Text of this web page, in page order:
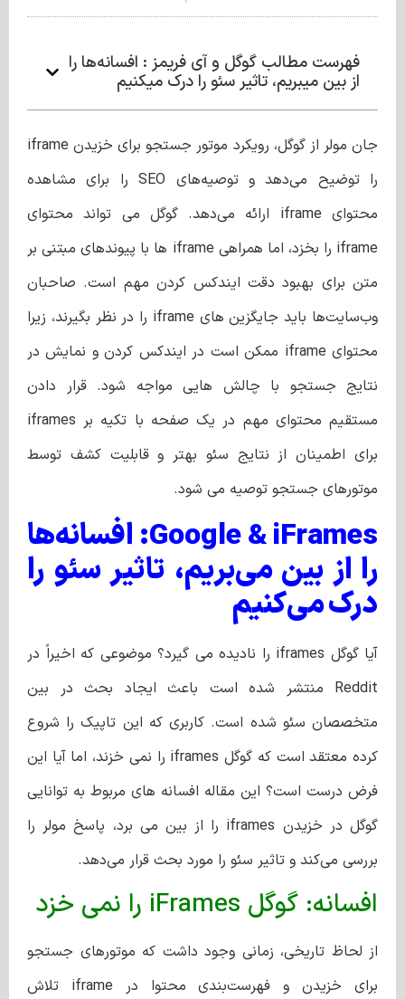
فهرست مطالب گوگل و آی فریمز : افسانه‌ها را
از بین میبریم، تاثیر سئو را درک میکنیم
جان مولر از گوگل، رویکرد موتور جستجو برای خزیدن iframe
را توضیح می‌دهد و توصیه‌های SEO را برای مشاهده
محتوای iframe ارائه می‌دهد. گوگل می تواند محتوای
iframe را بخزد، اما همراهی iframe ها با پیوندهای مبتنی بر
متن برای بهبود دقت ایندکس کردن مهم است. صاحبان
وب‌سایت‌ها باید جایگزین‌ های iframe را در نظر بگیرند، زیرا
محتوای iframe ممکن است در ایندکس کردن و نمایش در
نتایج جستجو با چالش‌ هایی مواجه شود. قرار دادن
مستقیم محتوای مهم در یک صفحه با تکیه بر iframes
برای اطمینان از نتایج سئو بهتر و قابلیت کشف توسط
موتورهای جستجو توصیه می شود.
Google & iFrames: افسانه‌ها
را از بین می‌بریم، تاثیر سئو را
درک می‌کنیم
آیا گوگل iframes را نادیده می گیرد؟ موضوعی که اخیراً در
Reddit منتشر شده است باعث ایجاد بحث در بین
متخصصان سئو شده است. کاربری که این تاپیک را شروع
کرده معتقد است که گوگل iframes را نمی خزند، اما آیا این
فرض درست است؟ این مقاله افسانه‌ های مربوط به توانایی
گوگل در خزیدن iframes را از بین می‌ برد، پاسخ مولر را
بررسی می‌کند و تاثیر سئو را مورد بحث قرار می‌دهد.
افسانه: گوگل iFrames را نمی خزد
از لحاظ تاریخی، زمانی وجود داشت که موتورهای جستجو
برای خزیدن و فهرست‌بندی محتوا در iframe تلاش